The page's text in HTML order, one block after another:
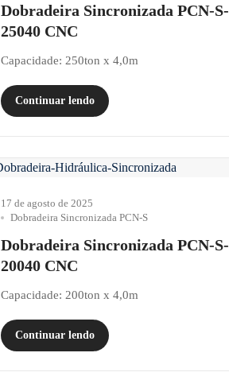
Dobradeira Sincronizada PCN-S-
25040 CNC
Capacidade: 250ton x 4,0m
Continuar lendo
17 de agosto de 2025
Dobradeira Sincronizada PCN-S
Dobradeira Sincronizada PCN-S-
20040 CNC
Capacidade: 200ton x 4,0m
Continuar lendo